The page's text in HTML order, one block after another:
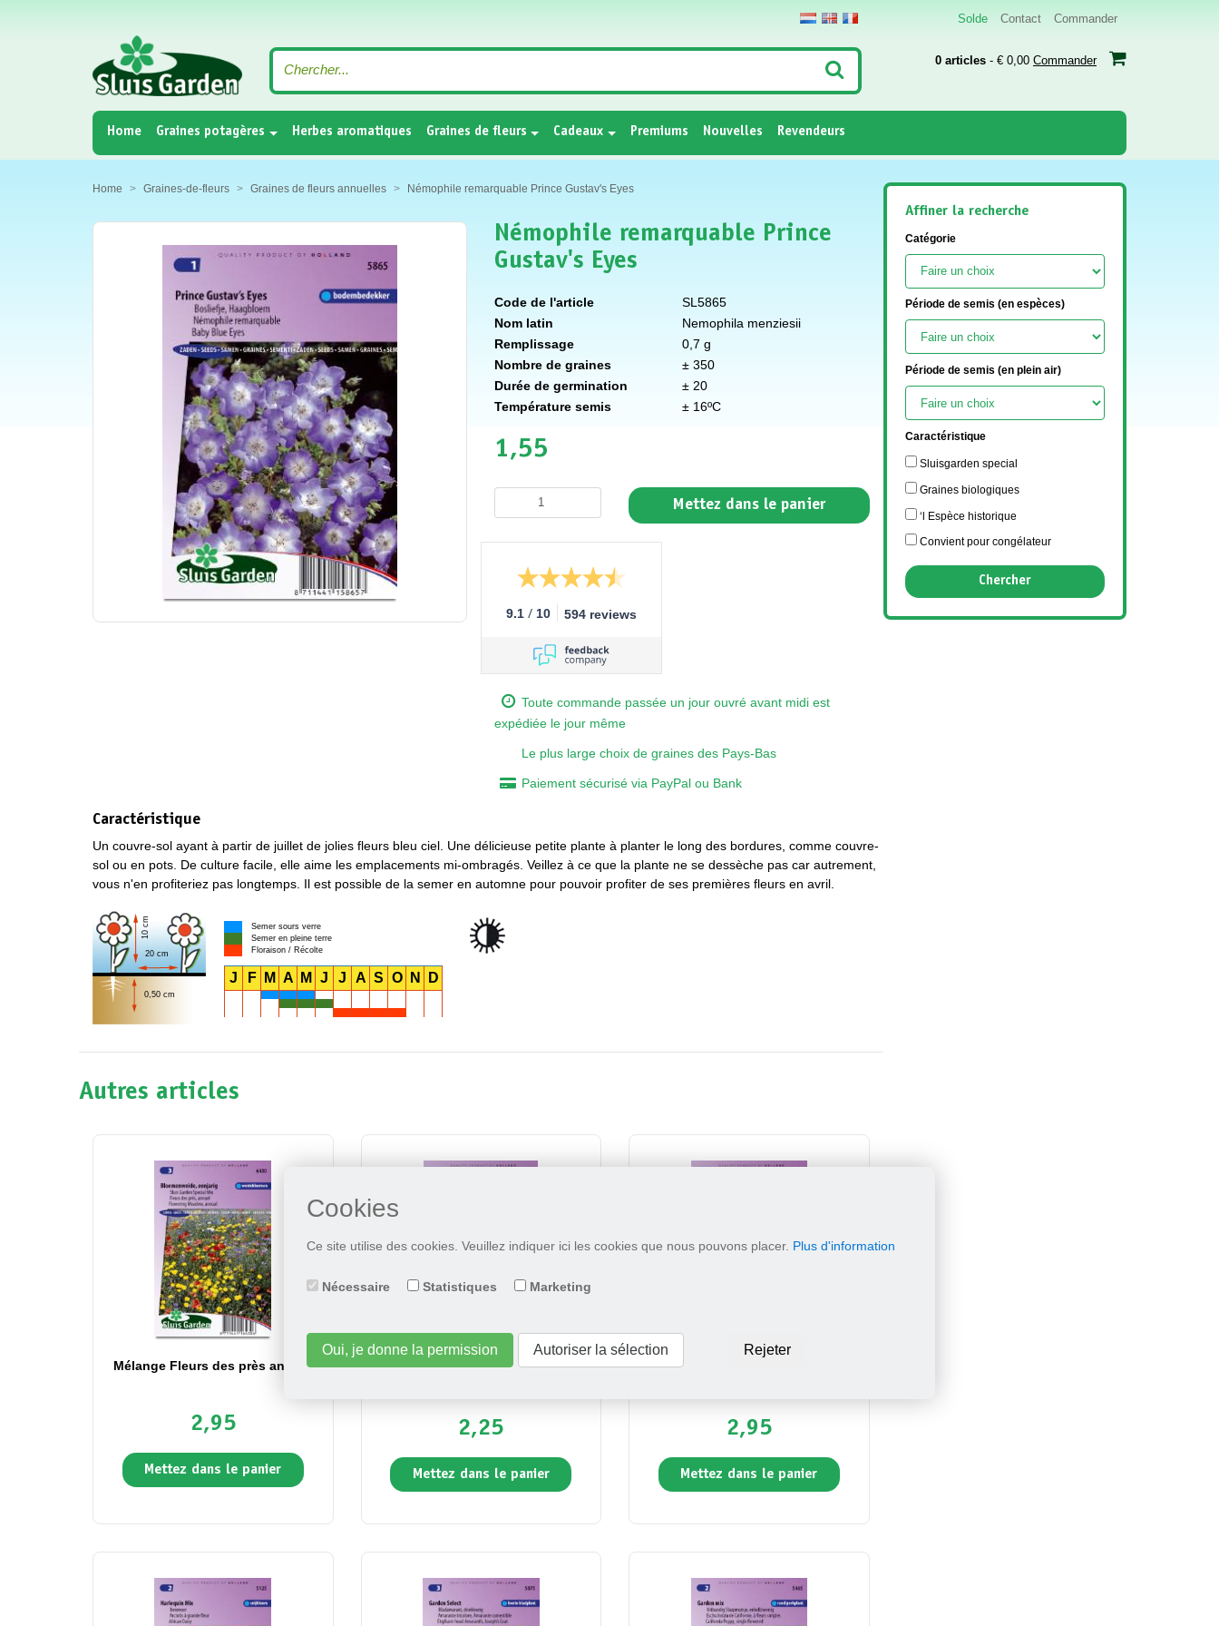
Cookies
Ce site utilise des cookies. Veuillez indiquer ici les cookies que nous pouvons placer. Plus d'information
Nécessaire Statistiques Marketing
Oui, je donne la permission Autoriser la sélection Rejeter
Solde Contact Commander
0 articles - € 0,00 Commander
Home(current)
Graines potagères Herbes aromatiques Graines de fleurs Cadeaux Premiums Nouvelles Revendeurs
Home Graines-de-fleurs Graines de fleurs annuelles Némophile remarquable Prince Gustav's Eyes
Némophile remarquable Prince
Gustav's Eyes
Code de l'article
SL5865
Nom latin
Nemophila menziesii
Remplissage
0,7 g
Nombre de graines
± 350
Durée de germination
± 20
Température semis
± 16ºC
1,55
Mettez dans le panier
9.1 / 10 594 reviews
Toute commande passée un jour ouvré avant midi est
expédiée le jour même
Le plus large choix de graines des Pays-Bas
Paiement sécurisé via PayPal ou Bank
Caractéristique
Un couvre-sol ayant à partir de juillet de jolies fleurs bleu ciel. Une délicieuse petite plante à planter le long des bordures, comme couvre-
sol ou en pots. De culture facile, elle aime les emplacements mi-ombragés. Veillez à ce que la plante ne se dessèche pas car autrement,
vous n'en profiteriez pas longtemps. Il est possible de la semer en automne pour pouvoir profiter de ses premières fleurs en avril.
0,50 cm
10 cm
20 cm
Semer sours verre
Semer en pleine terre
Floraison / Récolte
J F M A M J J A S O N D
Autres articles
Mélange Fleurs des près annuel
2,95
Mettez dans le panier
Cosmos bipinné à grandes fleurs
2,25
Mettez dans le panier
Tagète Oeillet d´Inde naine simple
2,95
Mettez dans le panier
Affiner la recherche
Catégorie
Période de semis (en espèces)
Période de semis (en plein air)
Caractéristique
Sluisgarden special
Graines biologiques
‘l Espèce historique
Convient pour congélateur